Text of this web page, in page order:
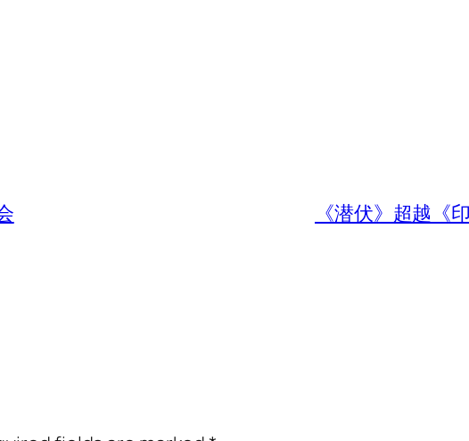
《潜伏》超越《